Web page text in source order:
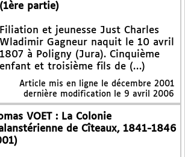
(1ère partie)
Filiation et jeunesse Just Charles
Wladimir Gagneur naquit le 10 avril
1807 à Poligny (Jura). Cinquième
enfant et troisième fils de (…)
Article mis en ligne le décembre 2001
dernière modification le 9 avril 2006
VOET : La Colonie
de Cîteaux, 1841-1846